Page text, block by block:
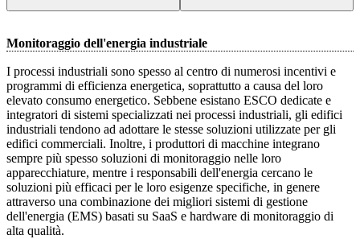
Monitoraggio dell'energia industriale
I processi industriali sono spesso al centro di numerosi incentivi e
programmi di efficienza energetica, soprattutto a causa del loro
elevato consumo energetico. Sebbene esistano ESCO dedicate e
integratori di sistemi specializzati nei processi industriali, gli edifici
industriali tendono ad adottare le stesse soluzioni utilizzate per gli
edifici commerciali. Inoltre, i produttori di macchine integrano
sempre più spesso soluzioni di monitoraggio nelle loro
apparecchiature, mentre i responsabili dell'energia cercano le
soluzioni più efficaci per le loro esigenze specifiche, in genere
attraverso una combinazione dei migliori sistemi di gestione
dell'energia (EMS) basati su SaaS e hardware di monitoraggio di
alta qualità.